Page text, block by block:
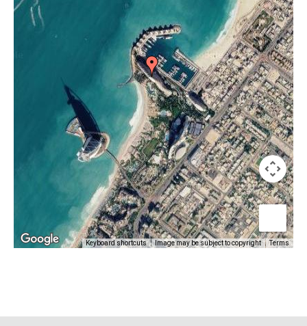
Keyboard shortcuts Image may be subject to copyright Terms